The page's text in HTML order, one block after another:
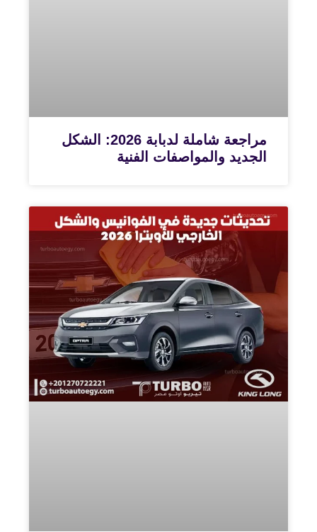
مراجعة شاملة لدبابة 2026: الشكل
الجديد والمواصفات الفنية